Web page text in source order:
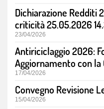
Dichiarazione Redditi
criticità 25.05.2026
23/04/2026
Antiriciclaggio 2026:
Aggiornamento con la
17/04/2026
Convegno Revisione
15/04/2026